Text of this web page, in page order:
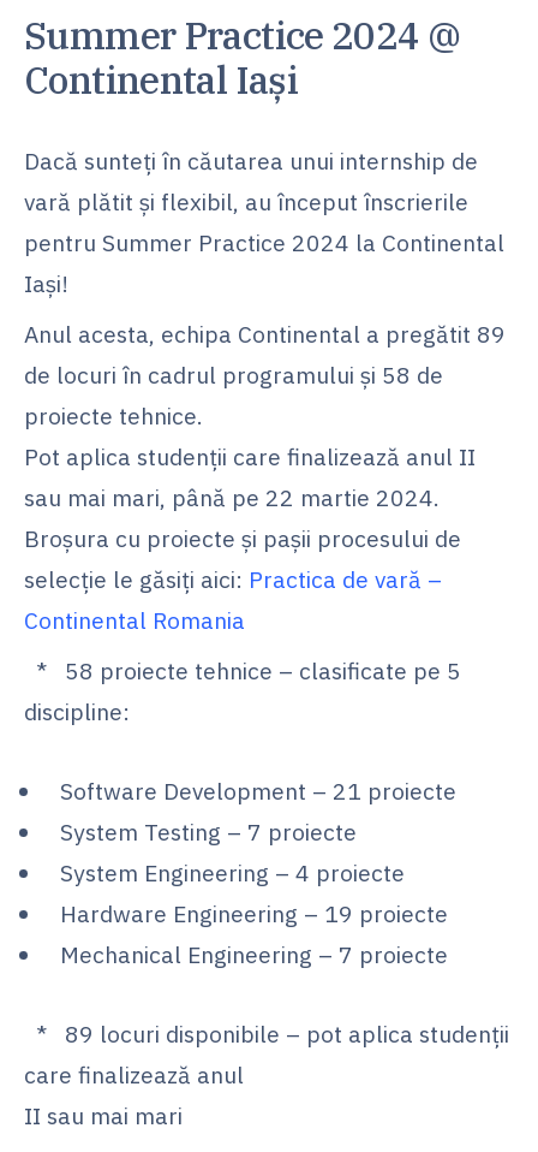
Summer Practice 2024 @
Continental Iași
Dacă sunteți în căutarea unui internship de
vară plătit și flexibil, au început înscrierile
pentru Summer Practice 2024 la Continental
Iași!
Anul acesta, echipa Continental a pregătit 89
de locuri în cadrul programului și 58 de
proiecte tehnice.
Pot aplica studenții care finalizează anul II
sau mai mari, până pe 22 martie 2024.
Broșura cu proiecte și pașii procesului de
selecție le găsiți aici: Practica de vară –
Continental Romania
* 58 proiecte tehnice – clasificate pe 5
discipline:
Software Development – 21 proiecte
System Testing – 7 proiecte
System Engineering – 4 proiecte
Hardware Engineering – 19 proiecte
Mechanical Engineering – 7 proiecte
* 89 locuri disponibile – pot aplica studenții
care finalizează anul
II sau mai mari